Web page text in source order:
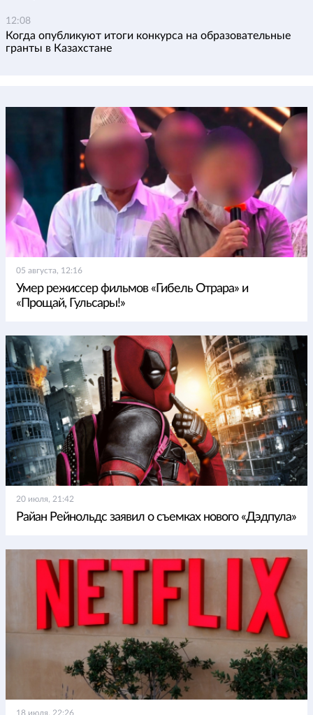
12:08
Когда опубликуют итоги конкурса на образовательные
гранты в Казахстане
05 августа, 12:16
Умер режиссер фильмов «Гибель Отрара» и
«Прощай, Гульсары!»
20 июля, 21:42
Райан Рейнольдс заявил о съемках нового «Дэдпула»
18 июля, 22:26